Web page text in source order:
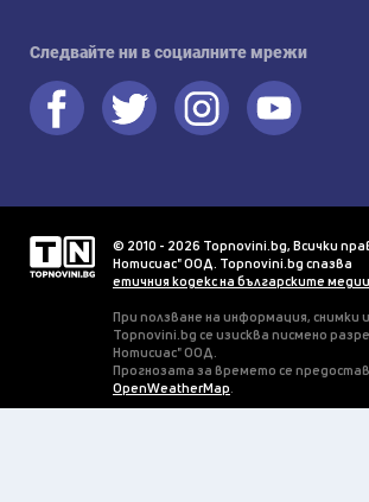
Следвайте ни в социалните мрежи
© 2010 - 2026 Topnovini.bg, Всички
Нотисиас" ООД. Topnovini.bg спазва
етичния кодекс на българските медии
При ползване на информация, снимки
Topnovini.bg се изисква писмено
Нотисиас" ООД.
Прогнозата за времето се
OpenWeatherMap